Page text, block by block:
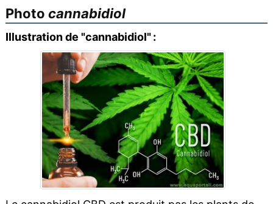
Photo cannabidiol
Illustration de "cannabidiol" :